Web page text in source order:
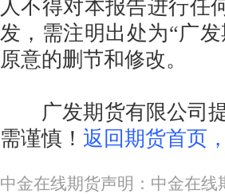
人不得对本报告进行任
发，需注明出处为“广
原意的删节和修改。
广发期货有限公司提
需谨慎！ 返回期货首页
中金在线期货声明：中金在